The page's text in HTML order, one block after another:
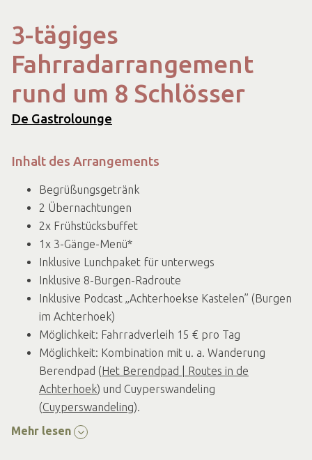
3-tägiges
Fahrradarrangement
rund um 8 Schlösser
De Gastrolounge
Inhalt des Arrangements
Begrüßungsgetränk
2 Übernachtungen
2x Frühstücksbuffet
1x 3-Gänge-Menü*
Inklusive Lunchpaket für unterwegs
Inklusive 8-Burgen-Radroute
Inklusive Podcast „Achterhoekse Kastelen” (Burgen
im Achterhoek)
Möglichkeit: Fahrradverleih 15 € pro Tag
Möglichkeit: Kombination mit u. a. Wanderung
Berendpad (Het Berendpad | Routes in de
Achterhoek) und Cuyperswandeling
(Cuyperswandeling).
Preis
Mehr lesen